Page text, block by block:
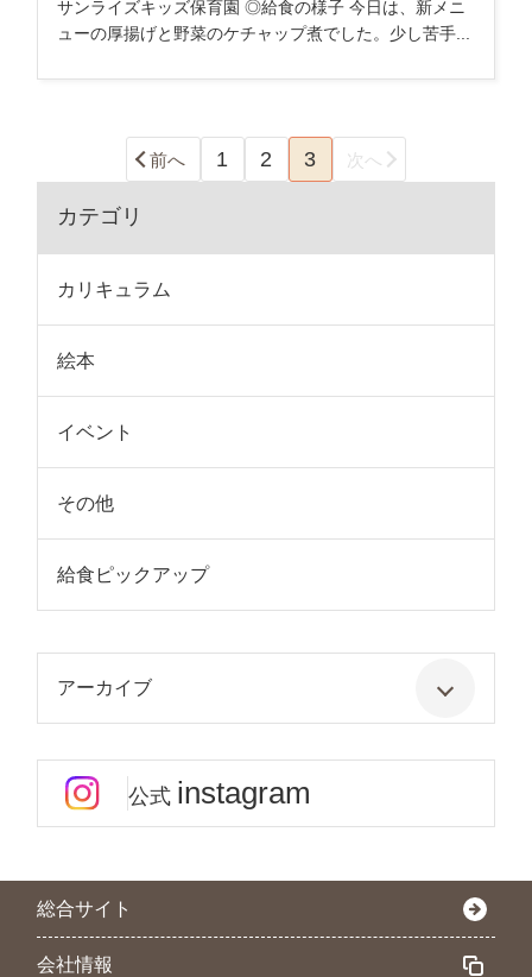
サンライズキッズ保育園 ◎給食の様子 今日は、新メニ
ューの厚揚げと野菜のケチャップ煮でした。少し苦手...
前へ 1 2 3 次へ
カテゴリ
カリキュラム
絵本
イベント
その他
給食ピックアップ
アーカイブ
公式 instagram
総合サイト
会社情報